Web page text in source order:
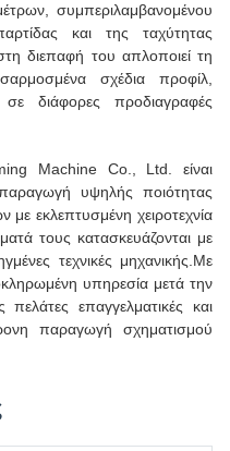
συμπεριλαμβανομένου
και της ταχύτητας
διεπαφή του απλοποιεί τη
σχέδια προφίλ,
διάφορες προδιαγραφές
Machine Co., Ltd. είναι
υψηλής ποιότητας
εκλεπτυσμένη χειροτεχνία
τους κατασκευάζονται με
τεχνικές μηχανικής.Με
υπηρεσία μετά την
επαγγελματικές και
παραγωγή σχηματισμού